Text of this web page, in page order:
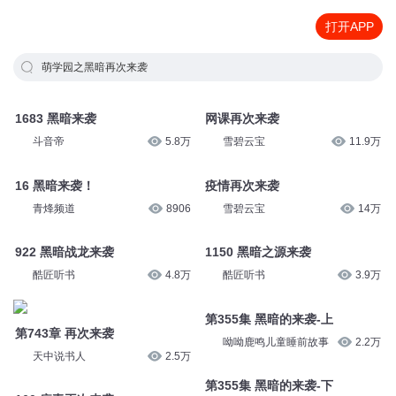
打开APP
萌学园之黑暗再次来袭
1683 黑暗来袭
斗音帝 5.8万
16 黑暗来袭！
青烽频道 8906
922 黑暗战龙来袭
酷匠听书 4.8万
第743章 再次来袭
天中说书人 2.5万
网课再次来袭
雪碧云宝 11.9万
疫情再次来袭
雪碧云宝 14万
1150 黑暗之源来袭
酷匠听书 3.9万
第355集 黑暗的来袭-上
呦呦鹿鸣儿童睡前故事 2.2万
第355集 黑暗的来袭-下